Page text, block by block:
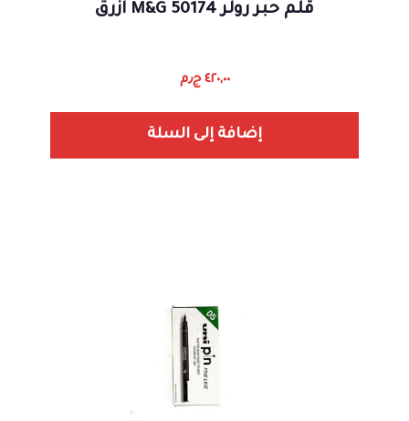
قلم حبر رولر 50174 M&G ازرق
٤٢٠,٠٠ ج٫م
إضافة إلى السلة